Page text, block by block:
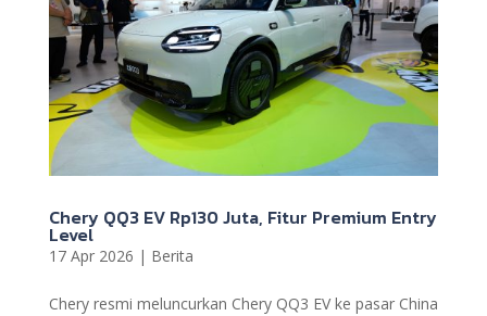
Chery QQ3 EV Rp130 Juta, Fitur Premium Entry
Level
17 Apr 2026 | Berita
Chery resmi meluncurkan Chery QQ3 EV ke pasar China